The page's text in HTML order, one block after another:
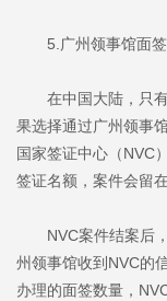
5.广州领事馆面签
在中国大陆，只有
果选择通过广州领事
国家签证中心（NVC
签证名额，案件会留
NVC案件结案后，
州领事馆收到NVC的
办理的面签数量，